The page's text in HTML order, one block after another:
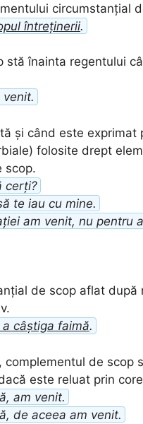
circumstanțial
întreținerii.
stă înainta regentului
venit.
și când este exprimat
folosite drept
scop.
cerți?
te iau cu mine.
am venit, nu pentru
de scop aflat
câștiga faimă.
de scop
este reluat prin
am venit.
de aceea am venit.